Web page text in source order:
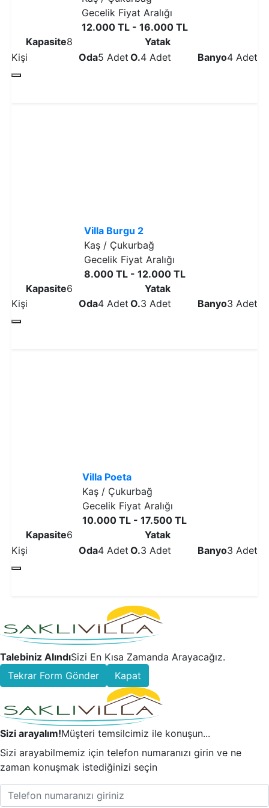
Gecelik Fiyat Aralığı
12.000 TL - 16.000 TL
Kapasite8
Kişi
Oda5 Adet
Yatak
O.4 Adet Banyo4 Adet
Villa Burgu 2
Kaş / Çukurbağ
Gecelik Fiyat Aralığı
8.000 TL - 12.000 TL
Kapasite6
Kişi
Oda4 Adet
Yatak
O.3 Adet Banyo3 Adet
Villa Poeta
Kaş / Çukurbağ
Gecelik Fiyat Aralığı
10.000 TL - 17.500 TL
Kapasite6
Kişi
Oda4 Adet
Yatak
O.3 Adet Banyo3 Adet
Talebiniz AlındıSizi En Kısa Zamanda Arayacağız.
Tekrar Form Gönder
Kapat
Sizi arayalım!Müşteri temsilcimiz ile konuşun...
Sizi arayabilmemiz için telefon numaranızı girin ve ne
zaman konuşmak istediğinizi seçin